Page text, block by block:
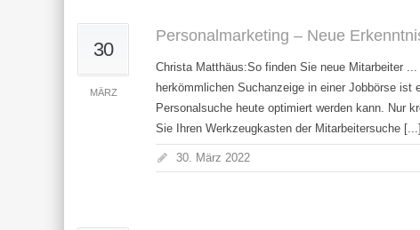
30
MÄRZ
Personalmarketing – Neue
Christa Matthäus:So finden Sie neue Mitarbeiter
herkömmlichen Suchanzeige in einer Jobbörse
Personalsuche heute optimiert werden kann. Nur
Sie Ihren Werkzeugkasten der Mitarbeitersuche [...]
30. März 2022